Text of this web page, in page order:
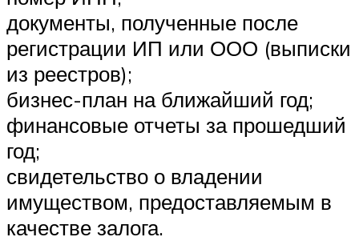
документы, полученные после
регистрации ИП или ООО (выписки
из реестров);
бизнес-план на ближайший год;
финансовые отчеты за прошедший
год;
свидетельство о владении
имуществом, предоставляемым в
качестве залога.